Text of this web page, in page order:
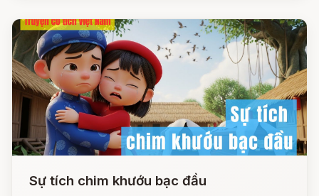
rất thích mắt, bàn học của cô bé sát bên cửa
sổ cho nên lúc nào cũng ngát hương thơm.
Sự tích chim khướu bạc đầu